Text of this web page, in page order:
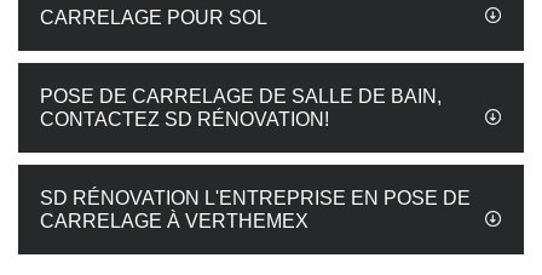
CARRELAGE POUR SOL
POSE DE CARRELAGE DE SALLE DE BAIN,
CONTACTEZ SD RÉNOVATION!
SD RÉNOVATION L'ENTREPRISE EN POSE DE
CARRELAGE À VERTHEMEX